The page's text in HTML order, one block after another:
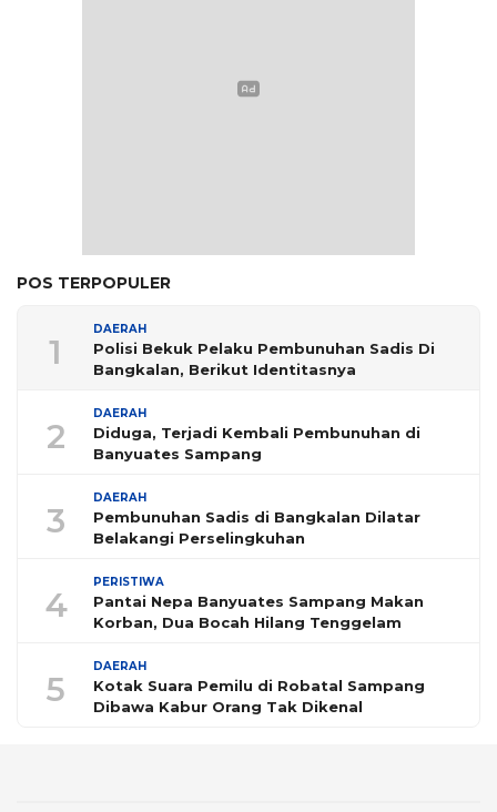
POS TERPOPULER
1
DAERAH
Polisi Bekuk Pelaku Pembunuhan Sadis Di
Bangkalan, Berikut Identitasnya
2
DAERAH
Diduga, Terjadi Kembali Pembunuhan di
Banyuates Sampang
3
DAERAH
Pembunuhan Sadis di Bangkalan Dilatar
Belakangi Perselingkuhan
4
PERISTIWA
Pantai Nepa Banyuates Sampang Makan
Korban, Dua Bocah Hilang Tenggelam
5
DAERAH
Kotak Suara Pemilu di Robatal Sampang
Dibawa Kabur Orang Tak Dikenal